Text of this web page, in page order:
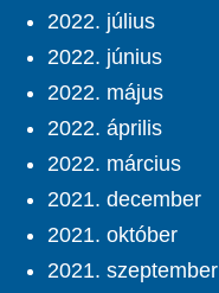
2022. július
2022. június
2022. május
2022. április
2022. március
2021. december
2021. október
2021. szeptember